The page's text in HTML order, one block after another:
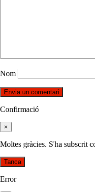
Nom
Confirmació
×
Moltes gràcies. S'ha subscrit
Tanca
Error